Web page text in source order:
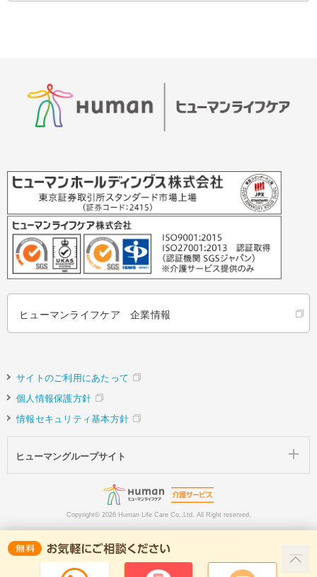
ヒューマンライフケア 企業情報
サイトのご利用にあたって
個人情報保護方針
情報セキュリティ基本方針
ヒューマングループサイト
Copyright© 2026 Human Life Care Co.,Ltd. All Right reserved.